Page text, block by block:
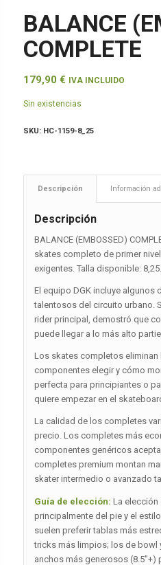
BALANCE
COMPLETE
179,90 € IVA INCLUIDO
Sin existencias
SKU: HC-1159-8_25
Descripción Información
Descripción
BALANCE (EMBOSSED)
skates completo de primer
exigentes. Talla disponible:
El equipo DGK incluye algunos
talentosos del circuito urbano.
rider principal, demostró que
puede llegar a lo más alto
Los skates completos eliminan
componentes elegir y cómo
perfecta para principiantes o
quiere empezar en el
La calidad de los completes
precio. Los completes más
componentes genéricos
completes premium montan
skater intermedio o avanzado
Guía de elección: La elección
principalmente del pie y el
suelen preferir tablas más
tricks más limpios; los de bowl
anchos más generosos (8.5″+)